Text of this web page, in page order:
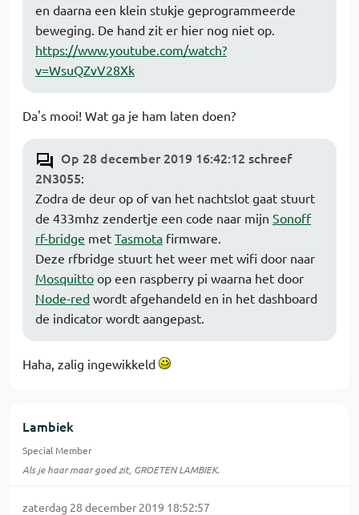
en daarna een klein stukje geprogrammeerde
beweging. De hand zit er hier nog niet op.
https://www.youtube.com/watch?
v=WsuQZvV28Xk
Da's mooi! Wat ga je ham laten doen?
Op 28 december 2019 16:42:12 schreef
2N3055:
Zodra de deur op of van het nachtslot gaat stuurt
de 433mhz zendertje een code naar mijn Sonoff
rf-bridge met Tasmota firmware.
Deze rfbridge stuurt het weer met wifi door naar
Mosquitto op een raspberry pi waarna het door
Node-red wordt afgehandeld en in het dashboard
de indicator wordt aangepast.
Haha, zalig ingewikkeld
Lambiek
Special Member
Als je haar maar goed zit, GROETEN LAMBIEK.
zaterdag 28 december 2019 18:52:57